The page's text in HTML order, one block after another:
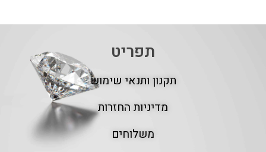
תפריט
תקנון ותנאי שימוש
מדיניות החזרות
משלוחים